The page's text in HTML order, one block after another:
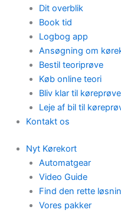
Dit overblik
Book tid
Logbog app
Ansøgning om
Bestil teoriprøve
Køb online teori
Bliv klar til
Leje af bil til
Kontakt os
Nyt Kørekort
Automatgear
Video Guide
Find den rette
Vores pakker